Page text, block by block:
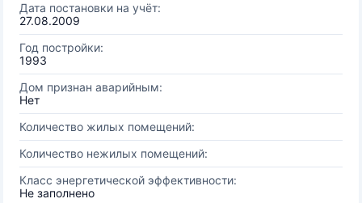
Дата постановки на учёт:
27.08.2009
Год постройки:
1993
Дом признан аварийным:
Нет
Количество жилых помещений:
Количество нежилых помещений:
Класс энергетической эффективности:
Не заполнено